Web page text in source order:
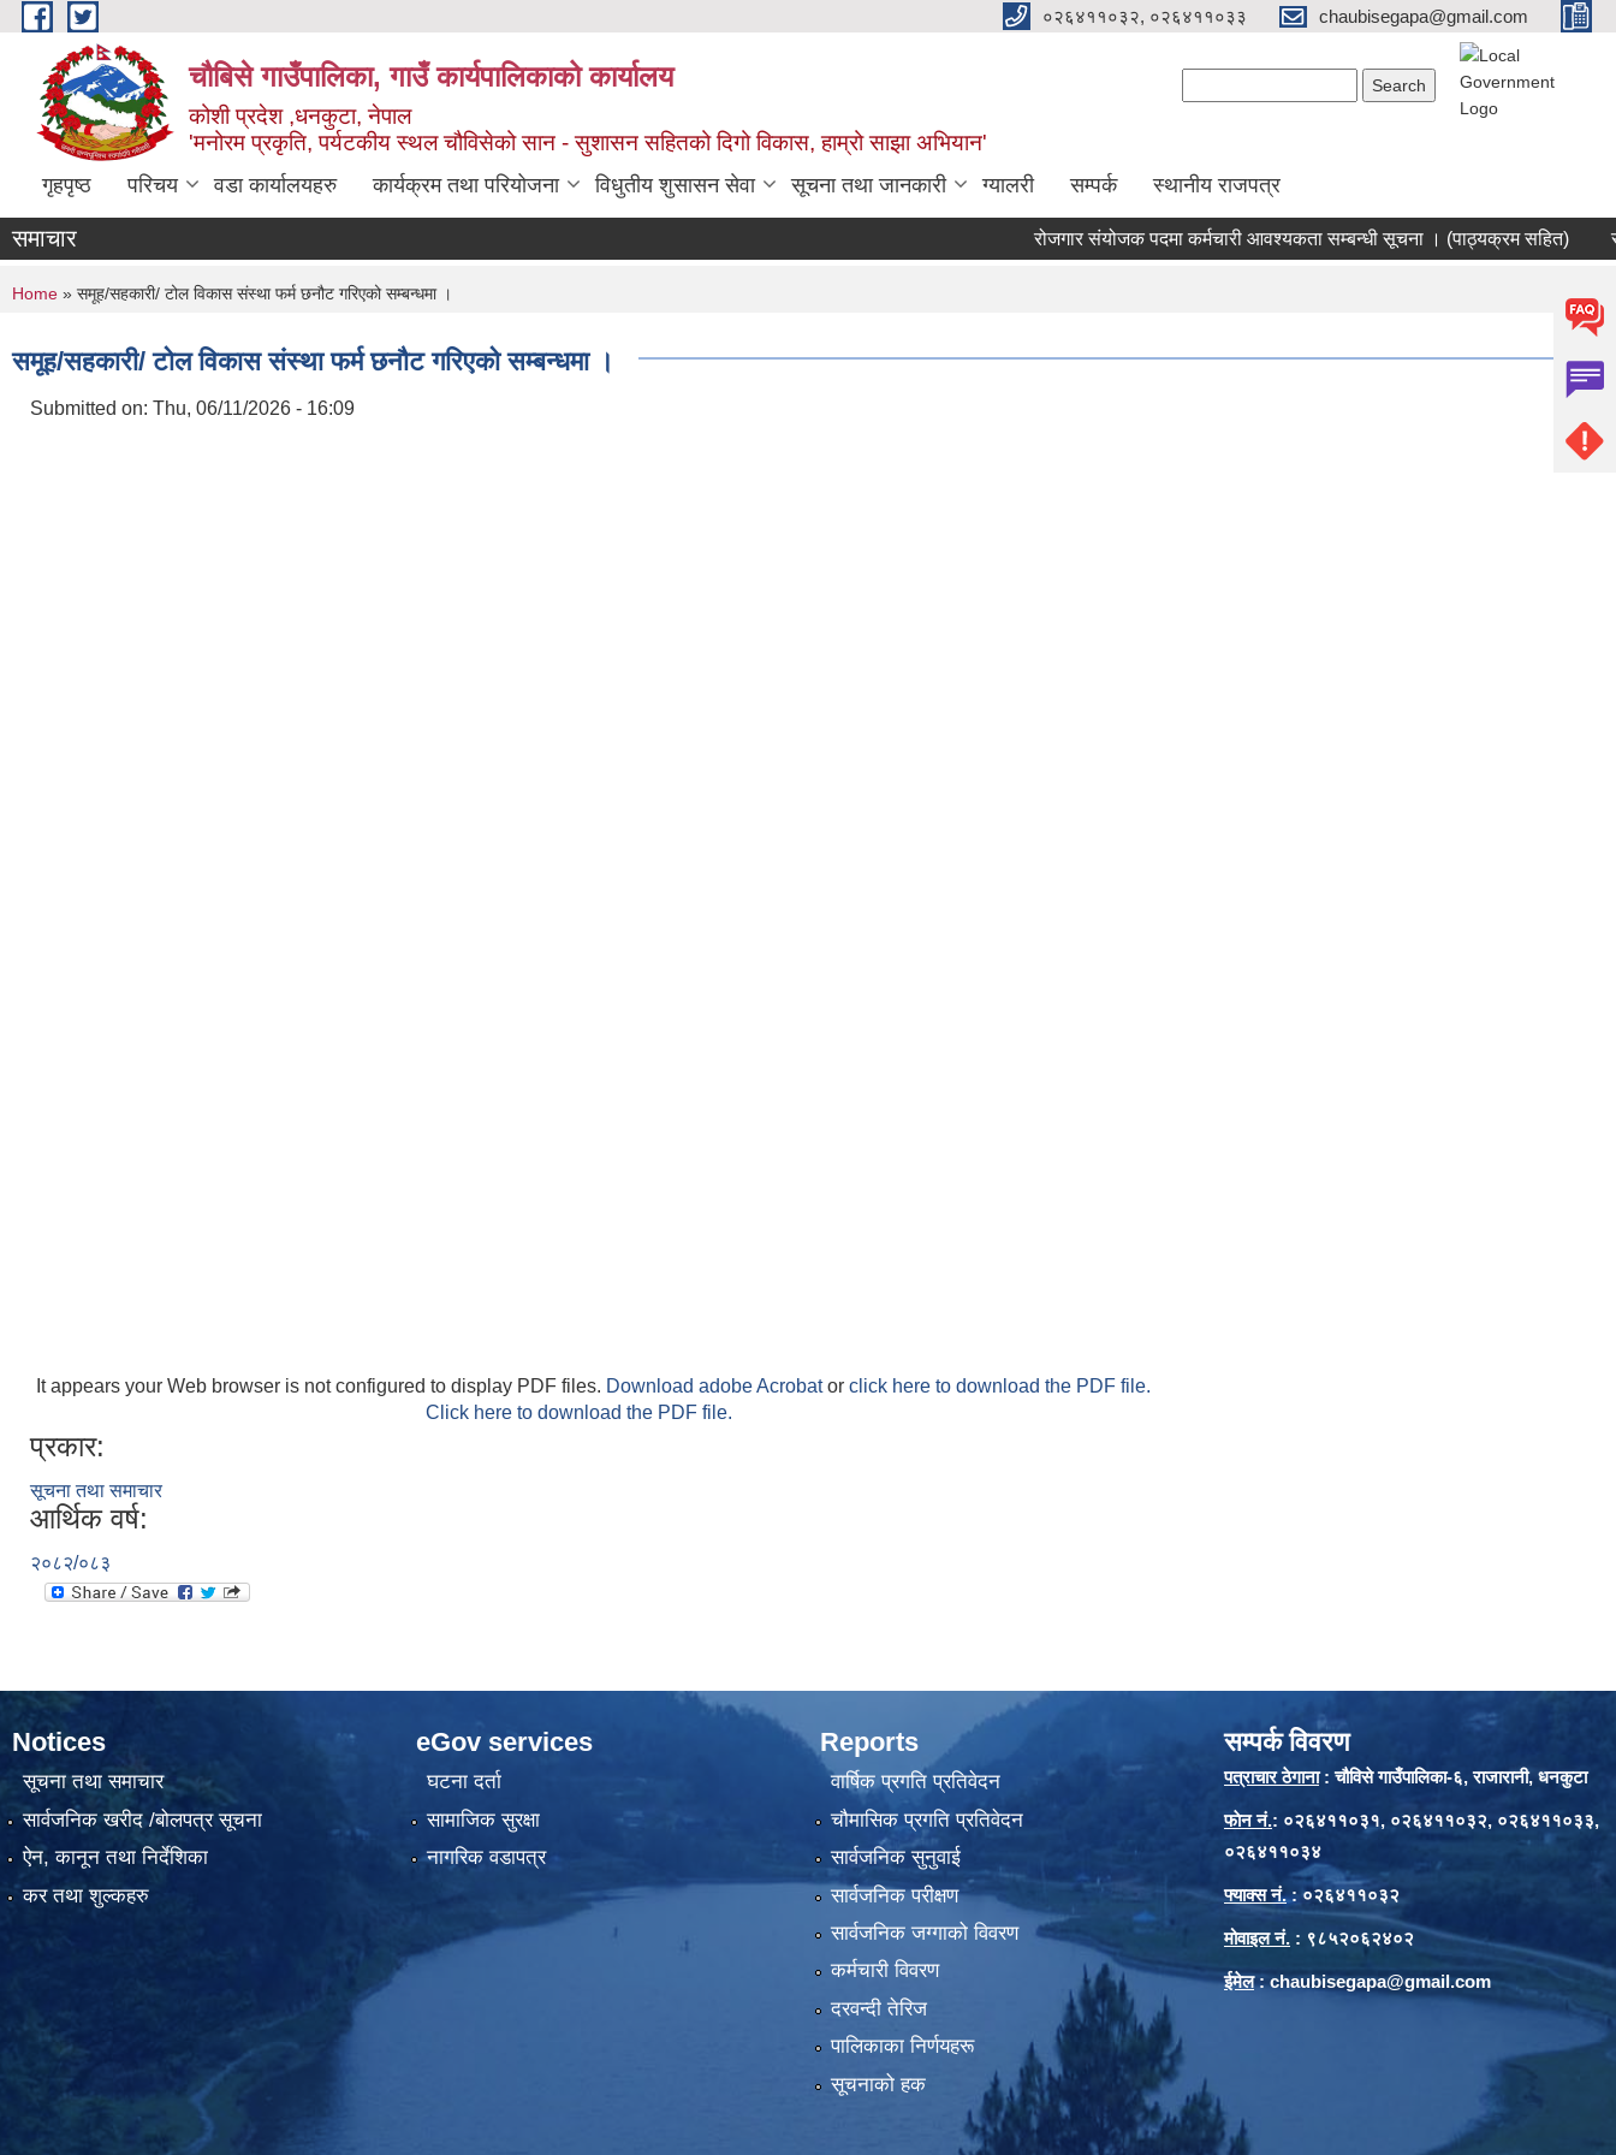
Skip to main content ०२६४११०३२, ०२६४११०३३ chaubisegapa@gmail.com
चौबिसे गाउँपालिका, गाउँ कार्यपालिकाको कार्यालय
कोशी प्रदेश ,धनकुटा, नेपाल
'मनोरम प्रकृति, पर्यटकीय स्थल चौविसेको सान - सुशासन सहितको दिगो विकास, हाम्रो साझा अभियान'
गृहपृष्ठ परिचय वडा कार्यालयहरु कार्यक्रम तथा परियोजना विधुतीय शुसासन सेवा सूचना तथा जानकारी ग्यालरी सम्पर्क स्थानीय राजपत्र
समाचार रोजगार संयोजक पदमा कर्मचारी आवश्यकता सम्बन्धी सूचना । (पाठ्यक्रम सहित)
You are here
Home » समूह/सहकारी/ टोल विकास संस्था फर्म छनौट गरिएको सम्बन्धमा ।
समूह/सहकारी/ टोल विकास संस्था फर्म छनौट गरिएको सम्बन्धमा ।
Submitted on: Thu, 06/11/2026 - 16:09
It appears your Web browser is not configured to display PDF files. Download adobe Acrobator click here to download the PDF file.
Click here to download the PDF file.
प्रकार:
सूचना तथा समाचार
आर्थिक वर्ष:
२०८२/०८३
Notices
सूचना तथा समाचार
सार्वजनिक खरीद /बोलपत्र सूचना
ऐन, कानून तथा निर्देशिका
कर तथा शुल्कहरु
eGov services
घटना दर्ता
सामाजिक सुरक्षा
नागरिक वडापत्र
Reports
वार्षिक प्रगति प्रतिवेदन
चौमासिक प्रगति प्रतिवेदन
सार्वजनिक सुनुवाई
सार्वजनिक परीक्षण
सार्वजनिक जग्गाको विवरण
कर्मचारी विवरण
दरवन्दी तेरिज
पालिकाका निर्णयहरू
सूचनाको हक
सम्पर्क विवरण
पत्राचार ठेगाना: चौविसे गाउँपालिका-६, राजारानी, धनकुटा
फाेन नं.: ०२६४११०३१, ०२६४११०३२, ०२६४११०३३,
०२६४११०३४
फ्याक्स नं.: ०२६४११०३२
मोवाइल नं. : ९८५२०६२४०२
ईमेल: chaubisegapa@gmail.com